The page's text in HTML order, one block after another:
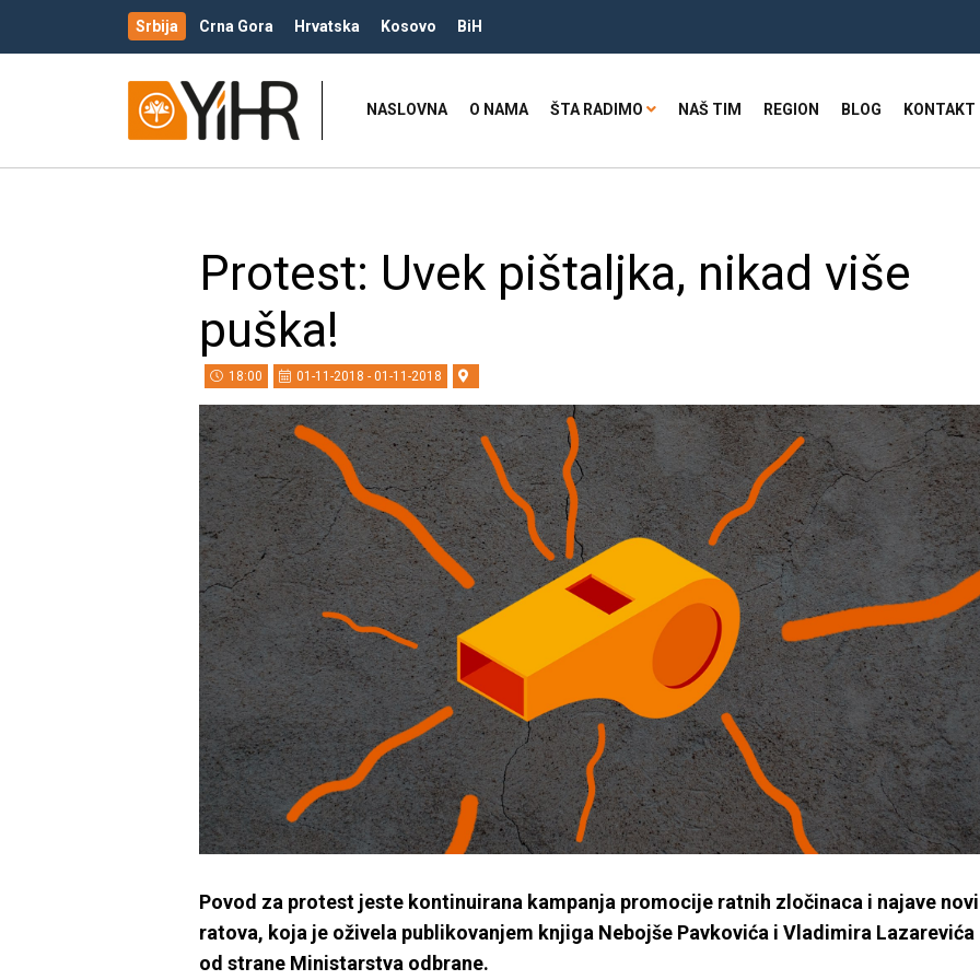
Srbija Crna Gora Hrvatska Kosovo BiH
NASLOVNA O NAMA ŠTA RADIMO NAŠ TIM REGION BLOG KONTAKT
Protest: Uvek pištaljka, nikad više
puška!
18:00 01-11-2018 - 01-11-2018
Povod za protest jeste kontinuirana kampanja promocije ratnih zločinaca i najave
ratova, koja je oživela publikovanjem knjiga Nebojše Pavkovića i Vladimira Lazarevića
od strane Ministarstva odbrane.